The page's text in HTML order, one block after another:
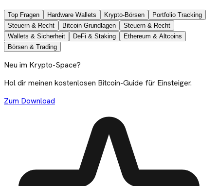
Top Fragen Hardware Wallets Krypto-Börsen
Portfolio Tracking
Steuern & Recht
Bitcoin Grundlagen
Steuern & Recht
Wallets & Sicherheit
DeFi & Staking
Ethereum & Altcoins
Börsen & Trading
Neu im Krypto-Space?
Hol dir meinen kostenlosen Bitcoin-Guide für Einsteiger.
Zum Download